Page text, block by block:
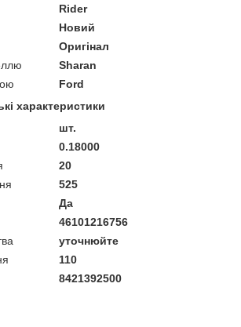
Rider
Новий
Оригінал
Sharan
Ford
характеристики
шт.
0.18000
20
525
Да
46101216756
уточнюйте
110
8421392500